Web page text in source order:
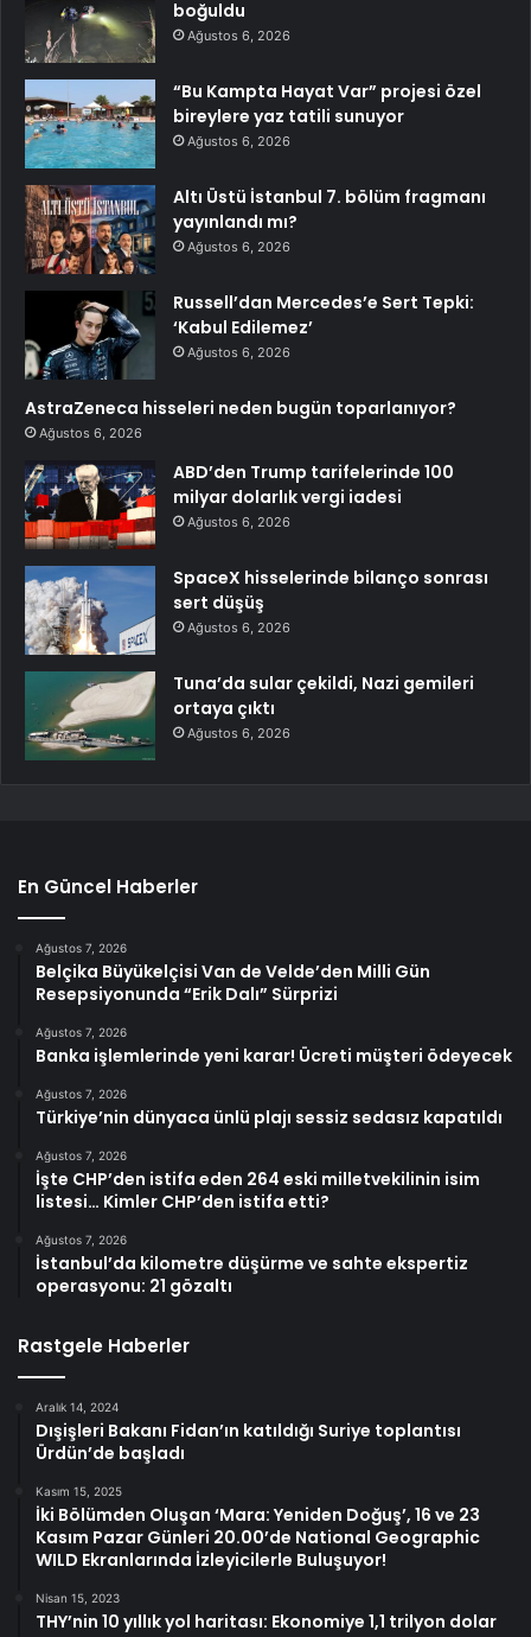
boğuldu
Ağustos 6, 2026
“Bu Kampta Hayat Var” projesi özel
bireylere yaz tatili sunuyor
Ağustos 6, 2026
Altı Üstü İstanbul 7. bölüm fragmanı
yayınlandı mı?
Ağustos 6, 2026
Russell’dan Mercedes’e Sert Tepki:
‘Kabul Edilemez’
Ağustos 6, 2026
AstraZeneca hisseleri neden bugün toparlanıyor?
Ağustos 6, 2026
ABD’den Trump tarifelerinde 100
milyar dolarlık vergi iadesi
Ağustos 6, 2026
SpaceX hisselerinde bilanço sonrası
sert düşüş
Ağustos 6, 2026
Tuna’da sular çekildi, Nazi gemileri
ortaya çıktı
Ağustos 6, 2026
En Güncel Haberler
Ağustos 7, 2026
Belçika Büyükelçisi Van de Velde’den Milli Gün
Resepsiyonunda “Erik Dalı” Sürprizi
Ağustos 7, 2026
Banka işlemlerinde yeni karar! Ücreti müşteri ödeyecek
Ağustos 7, 2026
Türkiye’nin dünyaca ünlü plajı sessiz sedasız kapatıldı
Ağustos 7, 2026
İşte CHP’den istifa eden 264 eski milletvekilinin isim
listesi… Kimler CHP’den istifa etti?
Ağustos 7, 2026
İstanbul’da kilometre düşürme ve sahte ekspertiz
operasyonu: 21 gözaltı
Rastgele Haberler
Aralık 14, 2024
Dışişleri Bakanı Fidan’ın katıldığı Suriye toplantısı
Ürdün’de başladı
Kasım 15, 2025
İki Bölümden Oluşan ‘Mara: Yeniden Doğuş’, 16 ve 23
Kasım Pazar Günleri 20.00’de National Geographic
WILD Ekranlarında İzleyicilerle Buluşuyor!
Nisan 15, 2023
THY’nin 10 yıllık yol haritası: Ekonomiye 1,1 trilyon dolar